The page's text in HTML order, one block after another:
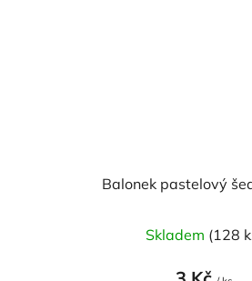
Balonek pastelový
Skladem (128